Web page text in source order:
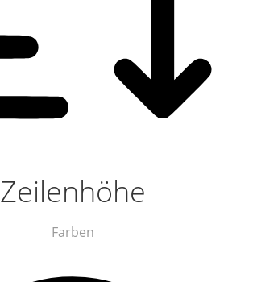
Zeilenhöhe
Farben